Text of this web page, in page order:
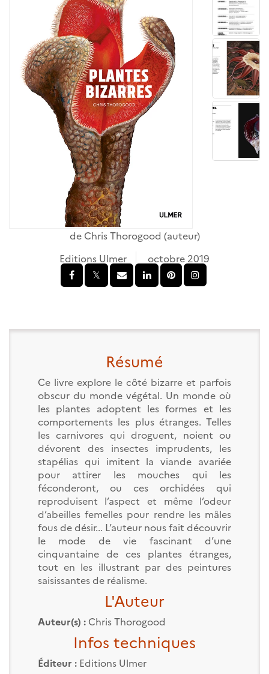
de Chris Thorogood (auteur)
Editions Ulmer
octobre 2019
Résumé
Ce livre explore le côté bizarre et parfois
obscur du monde végétal. Un monde où
les plantes adoptent les formes et les
comportements les plus étranges. Telles
les carnivores qui droguent, noient ou
dévorent des insectes imprudents, les
stapélias qui imitent la viande avariée
pour attirer les mouches qui les
féconderont, ou ces orchidées qui
reproduisent l’aspect et même l’odeur
d’abeilles femelles pour rendre les mâles
fous de désir... L’auteur nous fait découvrir
le mode de vie fascinant d’une
cinquantaine de ces plantes étranges,
tout en les illustrant par des peintures
saisissantes de réalisme.
L'Auteur
Auteur(s) : Chris Thorogood
Infos techniques
Éditeur : Editions Ulmer